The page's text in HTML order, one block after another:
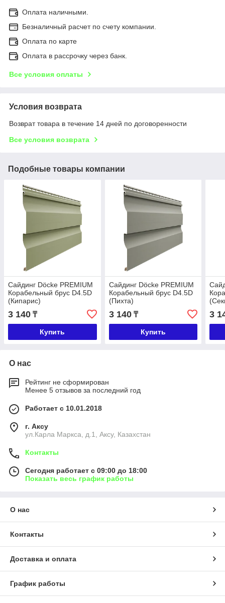
Оплата наличными.
Безналичный расчет по счету компании.
Оплата по карте
Оплата в рассрочку через банк.
Все условия оплаты
Условия возврата
Возврат товара в течение 14 дней по договоренности
Все условия возврата
Подобные товары компании
Сайдинг Döcke PREMIUM
Корабельный брус D4.5D
(Кипарис)
3 140 ₸
Купить
Сайдинг Döcke PREMIUM
Корабельный брус D4.5D
(Пихта)
3 140₸
Купить
3
О нас
Рейтинг не сформирован
Менее 5 отзывов за последний год
Работает с 10.01.2018
г. Аксу
ул.Карла Маркса, д.1, Аксу, Казахстан
Контакты
Сегодня работает с 09:00 до 18:00
Показать весь график работы
О нас
Контакты
Доставка и оплата
График работы